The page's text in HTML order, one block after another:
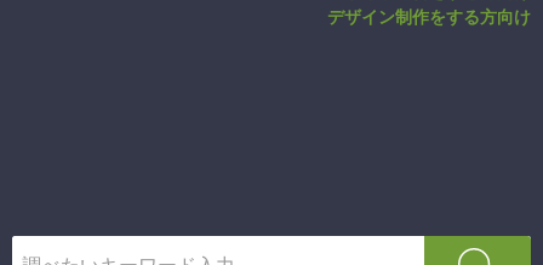
デザイン制作をする方向け